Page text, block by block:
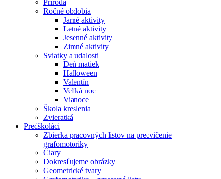
Príroda
Ročné obdobia
Jarné aktivity
Letné aktivity
Jesenné aktivity
Zimné aktivity
Sviatky a udalosti
Deň matiek
Halloween
Valentín
Veľká noc
Vianoce
Škola kreslenia
Zvieratká
Predškoláci
Zbierka pracovných listov na precvičenie
grafomotoriky
Čiary
Dokresľujeme obrázky
Geometrické tvary